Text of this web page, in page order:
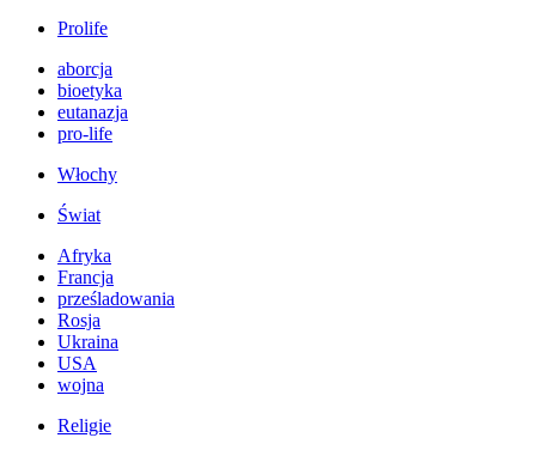
Prolife
aborcja
bioetyka
eutanazja
pro-life
Włochy
Świat
Afryka
Francja
prześladowania
Rosja
Ukraina
USA
wojna
Religie